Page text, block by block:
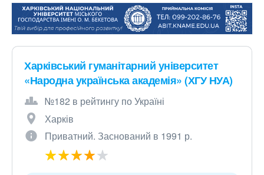
Харківський гуманітарний університет
«Народна українська академія» (ХГУ НУА)
№182 в рейтингу по Україні
Харків
Приватний. Заснований в 1991 р.